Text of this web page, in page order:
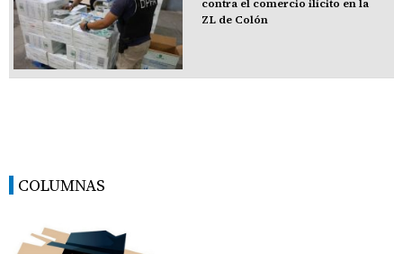
contra el comercio ilícito en la
ZL de Colón
COLUMNAS